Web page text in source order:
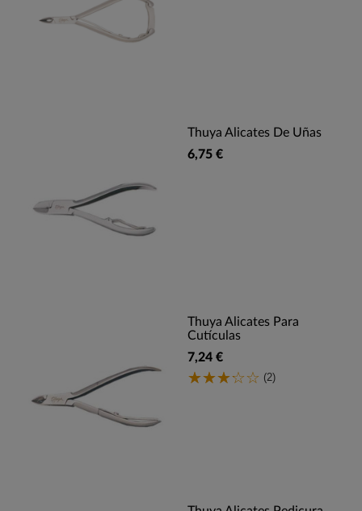
Thuya Alicates De Uñas
6,75 €
Thuya Alicates Para
Cutículas
7,24 €
(2)